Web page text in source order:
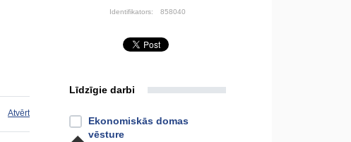
Identifikators: 858040
Atvērt
Līdzīgie darbi
Ekonomiskās domas
vēsture